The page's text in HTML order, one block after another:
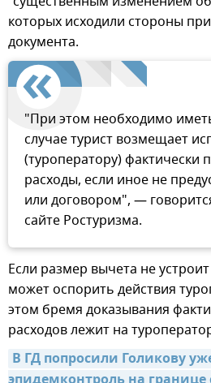
которых исходили стороны
документа.
"При этом необходимо
случае турист возмещает
(туроператору) фактически
расходы, если иное не
или договором", —
сайте Ростуризма.
Если размер вычета не
может оспорить действия
этом бремя доказывания
расходов лежит на
В ГД попросили Голикову